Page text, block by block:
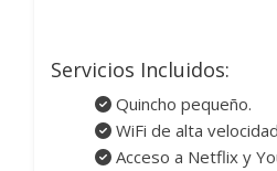
Servicios Incluidos:
Quincho pequeño.
WiFi de alta
Acceso a Netflix y